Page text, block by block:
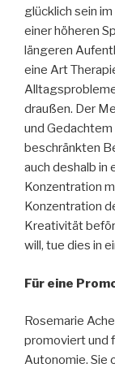
glücklich sein
einer höheren
längeren
eine Art
draußen. Der
und
beschränkten
auch deshalb in
Konzentration
Konzentration
Kreativität
will, tue dies in
Für eine
Rosemarie
promoviert und
Autonomie. Sie